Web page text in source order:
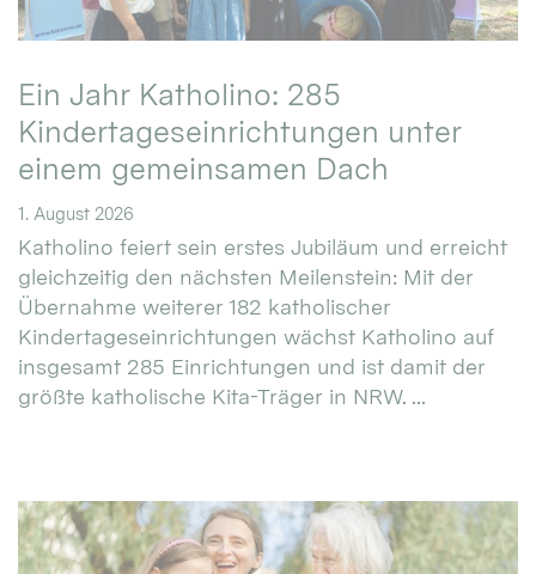
Ein Jahr Katholino: 285
Kindertageseinrichtungen unter
einem gemeinsamen Dach
1. August 2026
Katholino feiert sein erstes Jubiläum und erreicht
gleichzeitig den nächsten Meilenstein: Mit der
Übernahme weiterer 182 katholischer
Kindertageseinrichtungen wächst Katholino auf
insgesamt 285 Einrichtungen und ist damit der
größte katholische Kita-Träger in NRW. ...